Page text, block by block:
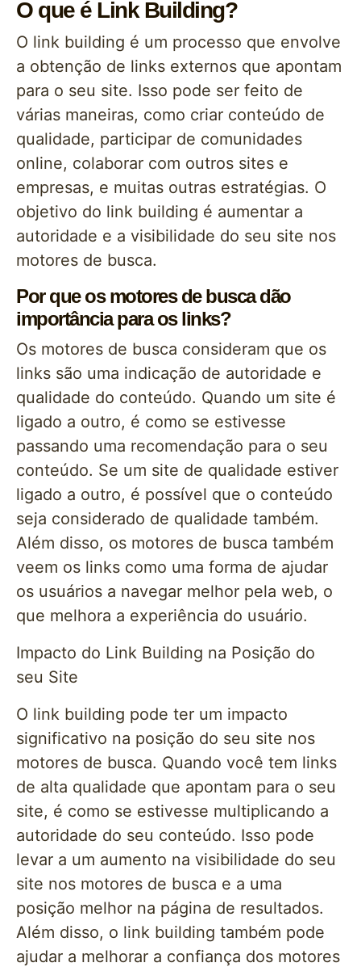
O que é Link Building?
O link building é um processo que envolve
a obtenção de links externos que apontam
para o seu site. Isso pode ser feito de
várias maneiras, como criar conteúdo de
qualidade, participar de comunidades
online, colaborar com outros sites e
empresas, e muitas outras estratégias. O
objetivo do link building é aumentar a
autoridade e a visibilidade do seu site nos
motores de busca.
Por que os motores de busca dão
importância para os links?
Os motores de busca consideram que os
links são uma indicação de autoridade e
qualidade do conteúdo. Quando um site é
ligado a outro, é como se estivesse
passando uma recomendação para o seu
conteúdo. Se um site de qualidade estiver
ligado a outro, é possível que o conteúdo
seja considerado de qualidade também.
Além disso, os motores de busca também
veem os links como uma forma de ajudar
os usuários a navegar melhor pela web, o
que melhora a experiência do usuário.
Impacto do Link Building na Posição do
seu Site
O link building pode ter um impacto
significativo na posição do seu site nos
motores de busca. Quando você tem links
de alta qualidade que apontam para o seu
site, é como se estivesse multiplicando a
autoridade do seu conteúdo. Isso pode
levar a um aumento na visibilidade do seu
site nos motores de busca e a uma
posição melhor na página de resultados.
Além disso, o link building também pode
ajudar a melhorar a confiança dos motores